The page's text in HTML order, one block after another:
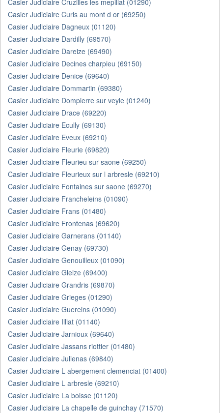
Casier Judiciaire Cruzilles les mepillat (01290)
Casier Judiciaire Curis au mont d or (69250)
Casier Judiciaire Dagneux (01120)
Casier Judiciaire Dardilly (69570)
Casier Judiciaire Dareize (69490)
Casier Judiciaire Decines charpieu (69150)
Casier Judiciaire Denice (69640)
Casier Judiciaire Dommartin (69380)
Casier Judiciaire Dompierre sur veyle (01240)
Casier Judiciaire Drace (69220)
Casier Judiciaire Ecully (69130)
Casier Judiciaire Eveux (69210)
Casier Judiciaire Fleurie (69820)
Casier Judiciaire Fleurieu sur saone (69250)
Casier Judiciaire Fleurieux sur l arbresle (69210)
Casier Judiciaire Fontaines sur saone (69270)
Casier Judiciaire Francheleins (01090)
Casier Judiciaire Frans (01480)
Casier Judiciaire Frontenas (69620)
Casier Judiciaire Garnerans (01140)
Casier Judiciaire Genay (69730)
Casier Judiciaire Genouilleux (01090)
Casier Judiciaire Gleize (69400)
Casier Judiciaire Grandris (69870)
Casier Judiciaire Grieges (01290)
Casier Judiciaire Guereins (01090)
Casier Judiciaire Illiat (01140)
Casier Judiciaire Jarnioux (69640)
Casier Judiciaire Jassans riottier (01480)
Casier Judiciaire Julienas (69840)
Casier Judiciaire L abergement clemenciat (01400)
Casier Judiciaire L arbresle (69210)
Casier Judiciaire La boisse (01120)
Casier Judiciaire La chapelle de guinchay (71570)